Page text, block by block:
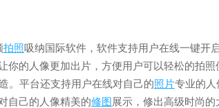
拍照吸纳国际软件，软件支持用户在线一键开
你的人像更加出片，方便用户可以轻松的拍照
。平台还支持用户在线对自己的照片专业的人
自己的人像精美的修图 展示，修出高级时尚